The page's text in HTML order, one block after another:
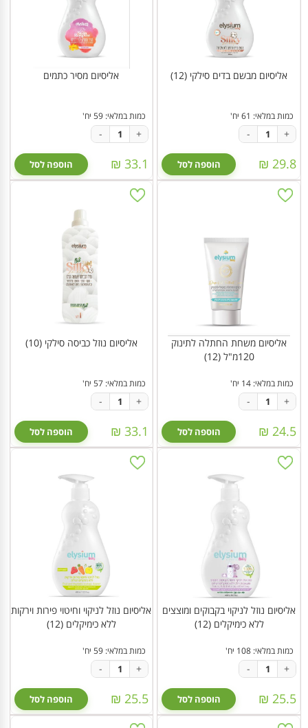
אליסיום מבשם בדים סילקי (12)
כמות במלאי: 61 יח'
29.8 ₪
- +
הוספה לסל
אליסיום מסיר כתמים
כמות במלאי: 59 יח'
33.1 ₪
- +
הוספה לסל
אליסיום משחת החתלה לתינוק
120מ"ל (12)
כמות במלאי: 14 יח'
24.5 ₪
- +
הוספה לסל
אליסיום נוזל כביסה סילקי (10)
כמות במלאי: 57 יח'
33.1 ₪
- +
הוספה לסל
אליסיום נוזל לניקוי בקבוקים ומוצצים
ללא כימיקלים (12)
כמות במלאי: 108 יח'
25.5 ₪
- +
הוספה לסל
אליסיום נוזל לניקוי וחיטוי פירות וירקות
ללא כימיקלים (12)
כמות במלאי: 59 יח'
25.5 ₪
- +
הוספה לסל